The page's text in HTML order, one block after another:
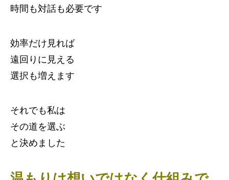
時間も対話も必要です
効率だけ見れば
遠回りに見える
選択も増えます
それでも私は
その道を選ぶ
と決めました